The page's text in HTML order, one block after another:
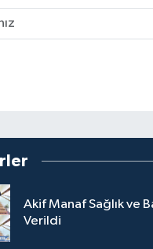
Akif Manaf Sağlık ve
Verildi